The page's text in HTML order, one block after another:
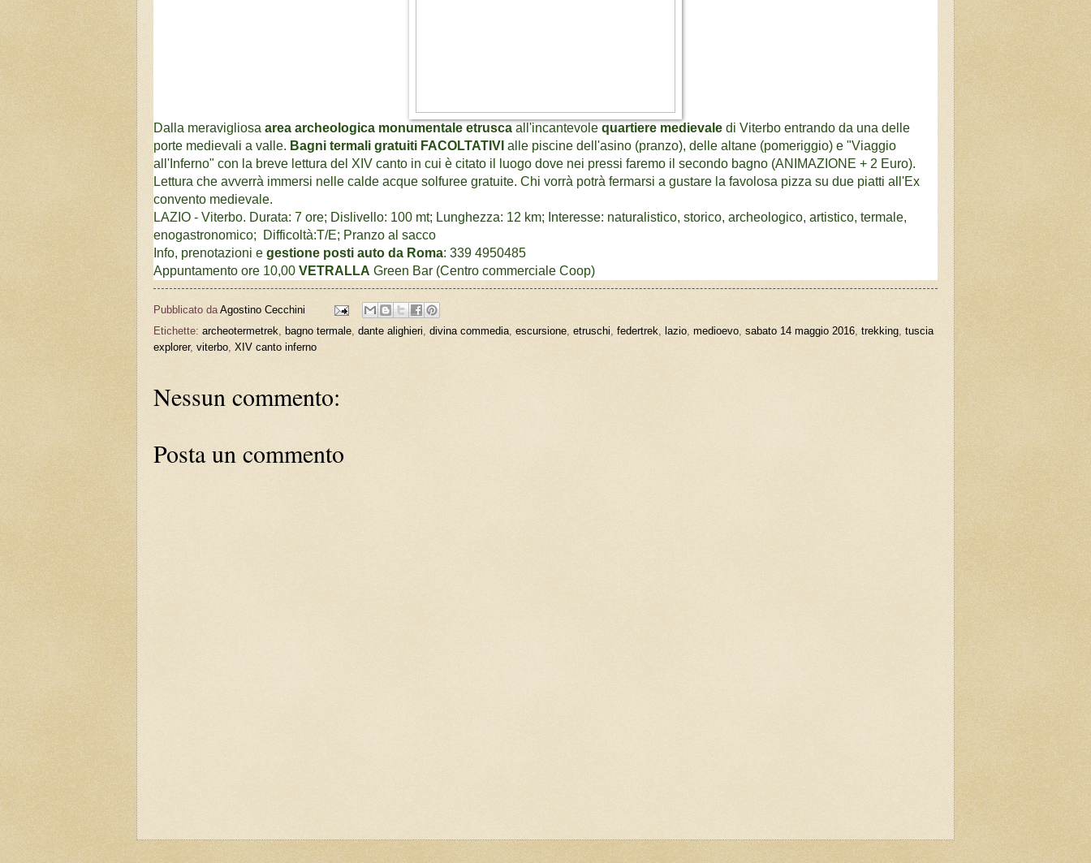
Dalla meravigliosa area archeologica monumentale etrusca all'incantevole quartiere medievale di Viterbo entrando da una delle
porte medievali a valle. Bagni termali gratuiti FACOLTATIVI alle piscine dell'asino (pranzo), delle altane (pomeriggio) e "Viaggio
all'Inferno" con la breve lettura del XIV canto in cui è citato il luogo dove nei pressi faremo il secondo bagno (ANIMAZIONE + 2 Euro).
Lettura che avverrà immersi nelle calde acque solfuree gratuite. Chi vorrà potrà fermarsi a gustare la favolosa pizza su due piatti all'Ex
convento medievale.
LAZIO - Viterbo. Durata: 7 ore; Dislivello: 100 mt; Lunghezza: 12 km; Interesse: naturalistico, storico, archeologico, artistico, termale,
enogastronomico; Difficoltà:T/E; Pranzo al sacco
Info, prenotazioni e gestione posti auto da Roma: 339 4950485
Appuntamento ore 10,00 VETRALLA Green Bar (Centro commerciale Coop)
Pubblicato da Agostino Cecchini
Etichette: archeotermetrek, bagno termale, dante alighieri, divina commedia, escursione, etruschi, federtrek, lazio, medioevo, sabato 14 maggio 2016, trekking, tuscia
explorer, viterbo, XIV canto inferno
Nessun commento:
Posta un commento